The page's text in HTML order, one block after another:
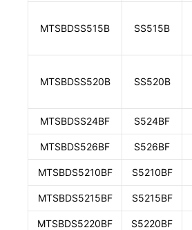
MTSBDSS515B SS515B
MTSBDSS520B SS520B
MTSBDSS24BF S524BF
MTSBDS526BF S526BF
MTSBDS5210BF S5210BF
MTSBDS5215BF S5215BF
MTSBDS5220BF S5220BF